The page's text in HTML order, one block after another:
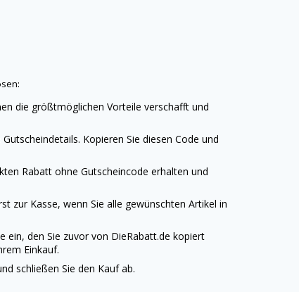
die größtmöglichen Vorteile verschafft und
Kopieren Sie diesen Code und
Rabatt ohne Gutscheincode erhalten und
zur Kasse, wenn Sie alle gewünschten Artikel in
ein, den Sie zuvor von DieRabatt.de kopiert
Einkauf.
schließen Sie den Kauf ab.